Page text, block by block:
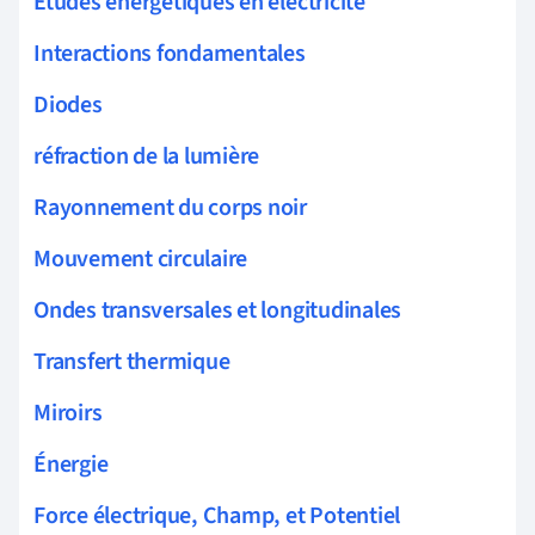
Interactions fondamentales
Diodes
réfraction de la lumière
Rayonnement du corps noir
Mouvement circulaire
Ondes transversales et longitudinales
Transfert thermique
Miroirs
Énergie
Force électrique, Champ, et Potentiel